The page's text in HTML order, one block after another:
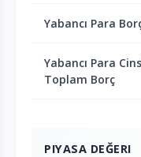
Yabancı Para
Yabancı Para
Toplam Borç
PIYASA DEĞERI